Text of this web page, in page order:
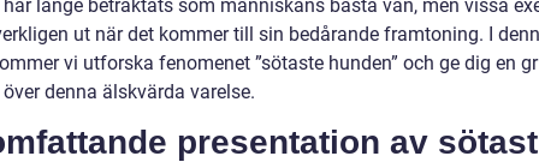
länge betraktats som människans bästa vän, men vissa
ut när det kommer till sin bedårande framtoning. I
vi utforska fenomenet ”sötaste hunden” och ge dig en
denna älskvärda varelse.
presentation av